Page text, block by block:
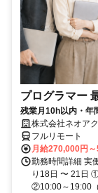
プログラマー
残業月10h以内・年
株式会社ネオア
フルリモート
月給270,000円
勤務時間詳細 実
り18日 〜 21日
②10:00～19:00（